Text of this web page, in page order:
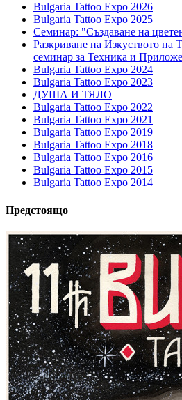
Bulgaria Tattoo Expo 2026
Bulgaria Tattoo Expo 2025
Семинар: "Създаване на
Разкриване на Изкуството на
семинар за Техника и
Bulgaria Tattoo Expo 2024
Bulgaria Tattoo Expo 2023
ДУША И ТЯЛО
Bulgaria Tattoo Expo 2022
Bulgaria Tattoo Expo 2021
Bulgaria Tattoo Expo 2019
Bulgaria Tattoo Expo 2018
Bulgaria Tattoo Expo 2016
Bulgaria Tattoo Expo 2015
Bulgaria Tattoo Expo 2014
Предстоящо